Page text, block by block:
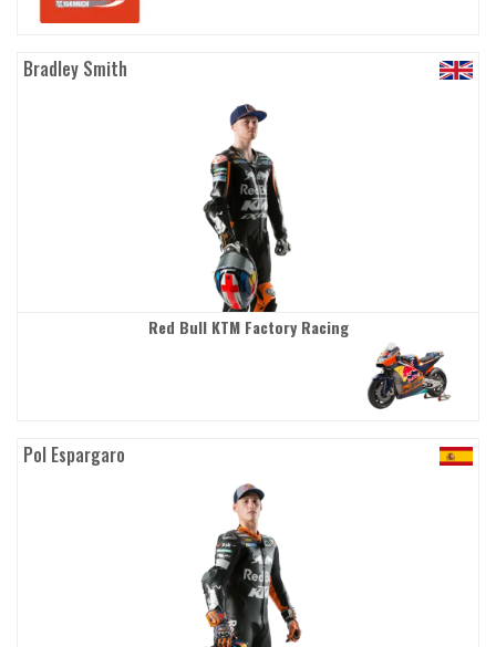
Bradley Smith
Red Bull KTM Factory Racing
Pol Espargaro